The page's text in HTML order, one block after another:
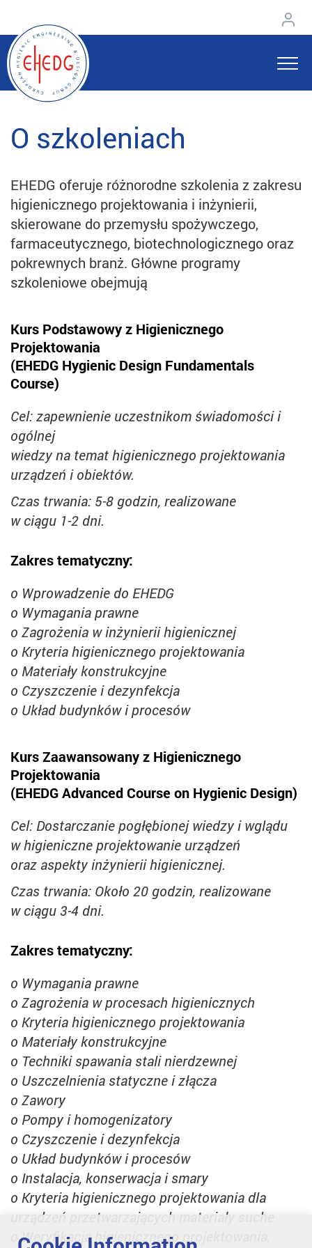
O szkoleniach
EHEDG oferuje różnorodne szkolenia z zakresu
higienicznego projektowania i inżynierii,
skierowane do przemysłu spożywczego,
farmaceutycznego, biotechnologicznego oraz
pokrewnych branż. Główne programy
szkoleniowe obejmują
Kurs Podstawowy z Higienicznego
Projektowania
(EHEDG Hygienic Design Fundamentals
Course)
Cel: zapewnienie uczestnikom świadomości i
ogólnej
wiedzy na temat higienicznego projektowania
urządzeń i obiektów.
Czas trwania: 5-8 godzin, realizowane
w ciągu 1-2 dni.
Zakres tematyczny:
o Wprowadzenie do EHEDG
o Wymagania prawne
o Zagrożenia w inżynierii higienicznej
o Kryteria higienicznego projektowania
o Materiały konstrukcyjne
o Czyszczenie i dezynfekcja
o Układ budynków i procesów
Kurs Zaawansowany z Higienicznego
Projektowania
(EHEDG Advanced Course on Hygienic Design)
Cel: Dostarczanie pogłębionej wiedzy i wglądu
w higieniczne projektowanie urządzeń
oraz aspekty inżynierii higienicznej.
Czas trwania: Około 20 godzin, realizowane
w ciągu 3-4 dni.
Zakres tematyczny:
o Wymagania prawne
o Zagrożenia w procesach higienicznych
o Kryteria higienicznego projektowania
o Materiały konstrukcyjne
o Techniki spawania stali nierdzewnej
o Uszczelnienia statyczne i złącza
o Zawory
o Pompy i homogenizatory
o Czyszczenie i dezynfekcja
o Układ budynków i procesów
o Instalacja, konserwacja i smary
o Kryteria higienicznego projektowania dla
urządzeń przetwarzających materiały suche
o Weryfikacja higienicznego projektowania,